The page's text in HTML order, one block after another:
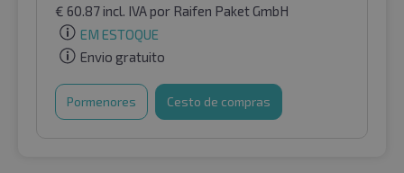
€ 60.87incl. IVApor Raifen Paket GmbH
EM ESTOQUE
Envio gratuito
Pormenores Cesto de compras